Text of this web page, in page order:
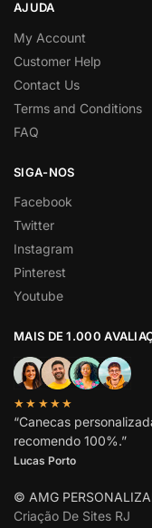
AJUDA
My Account
Customer Help
Contact Us
Terms and Conditions
FAQ
SIGA-NOS
Facebook
Twitter
Instagram
Pinterest
Youtube
MAIS DE 1.000
★★★★★
“Canecas
recomendo 100%.”
Lucas Porto
© AMG
Criação De Sites RJ